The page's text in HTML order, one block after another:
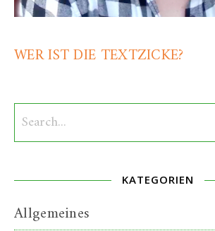
WER IST DIE TEXTZICKE?
KATEGORIEN
Allgemeines